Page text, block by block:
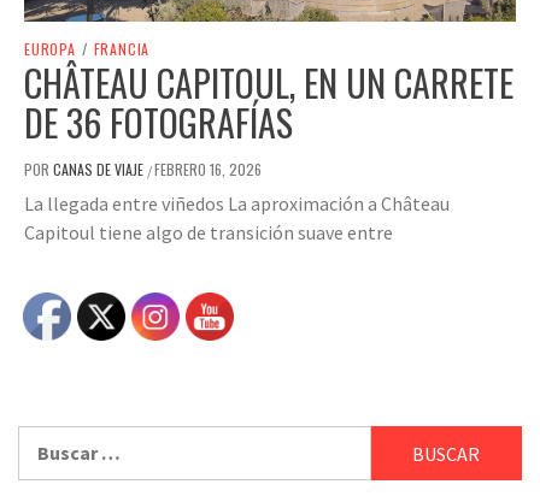
EUROPA / FRANCIA
CHÂTEAU CAPITOUL, EN UN CARRETE
DE 36 FOTOGRAFÍAS
POR CANAS DE VIAJE /FEBRERO 16, 2026
La llegada entre viñedos La aproximación a Château
Capitoul tiene algo de transición suave entre